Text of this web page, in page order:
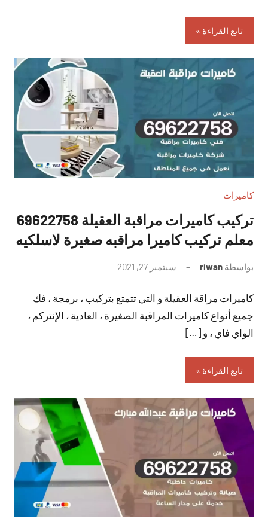
تابع القراءة
كاميرات
تركيب كاميرات مراقبة العقيلة 69622758
معلم تركيب كاميرا مراقبه صغيرة لاسلكيه
بواسطة riwan سبتمبر 27, 2021
تعليقات
كاميرات مراقة العقيلة و التي تتمتع بتركيب ، برمجة ، فك
جميع أنواع كاميرات المراقبة الصغيرة ، العادية ، الإنتركم ،
الواي فاي ، و […]
تابع القراءة